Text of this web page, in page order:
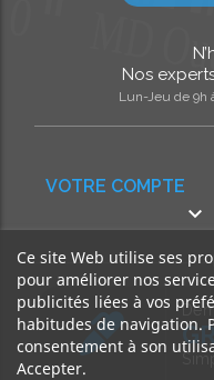
VOTRE COMPTE

Nos
Lun-Jeu de 9h
Ce site Web utilise ses
pour améliorer nos
publicités liées à vos
habitudes de navigation.
consentement à son
Accepter.